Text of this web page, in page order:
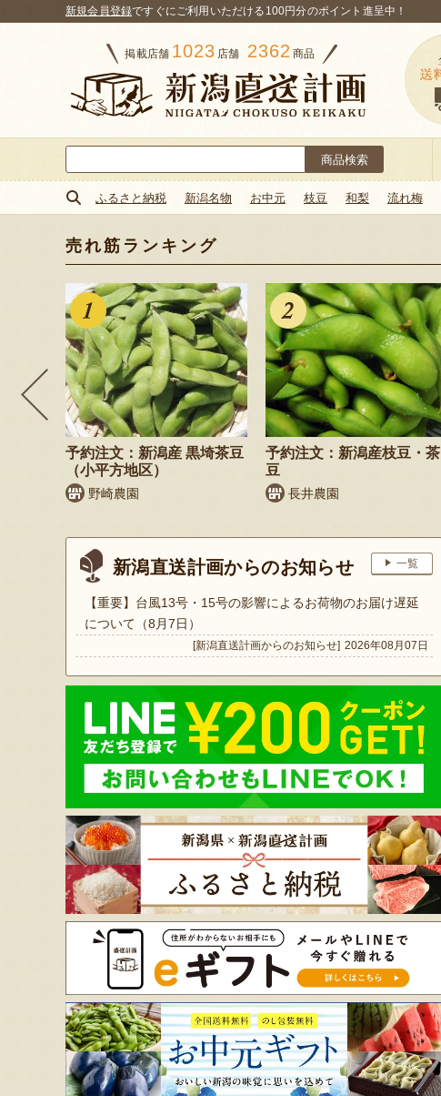
新規会員登録ですぐにご利用いただける100円分のポイント進呈中！
掲載店舗 1023 店舗 2362 商品
索:
ふるさと納税 新潟名物 お中元 枝豆 和梨 流れ梅
売れ筋ランキング
予約注文：新潟産 黒埼茶豆
（小平方地区）
野崎農園
予約注文：新潟産枝豆・茶
豆
長井農園
新潟直送計画からのお知らせ 一覧
【重要】台風13号・15号の影響によるお荷物のお届け遅延
について（8月7日）
[新潟直送計画からのお知らせ] 2026年08月07日